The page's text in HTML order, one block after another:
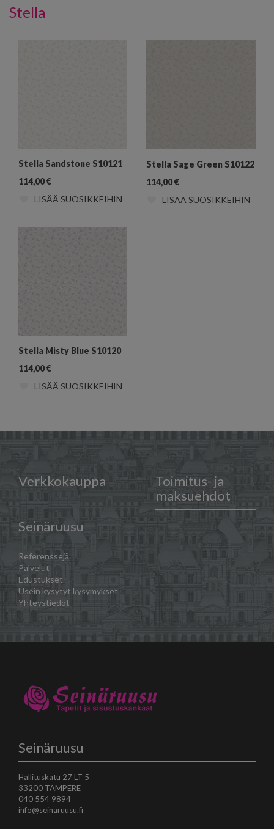
Stella
Stella Sandstone S10121
114,00€
LISÄÄ SUOSIKKEIHIN
Stella Sage Green S10122
114,00€
LISÄÄ SUOSIKKEIHIN
Stella Misty Blue S10120
114,00€
LISÄÄ SUOSIKKEIHIN
Verkkokauppa
Toimitus- ja
maksuehdot
Seinäruusu
Referenssejä
Palvelut
Edustukset
Usein kysytyt kysymykset
Yhteystiedot
Seinäruusu
Hallituskatu 27 LT 5
33200 TAMPERE
040 554 9894
info@seinaruusu.fi